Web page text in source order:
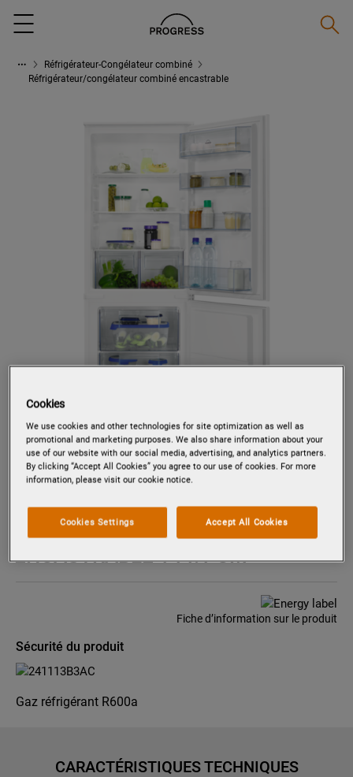
Menu
Réfrigérateur-Congélateur combiné
Réfrigérateur/congélateur combiné encastrable
Tapez pour zoomer
PKG1454
RÉFRIGÉRATEUR-CONGÉLATEUR
ENCASTRABLE 144.1 CM
Fiche d’information sur le produit
Sécurité du produit
Gaz réfrigérant R600a
CARACTÉRISTIQUES TECHNIQUES
Cookies
We use cookies and other technologies for site optimization as well as
promotional and marketing purposes. We also share information about your
use of our website with our social media, advertising, and analytics partners.
By clicking “Accept All Cookies” you agree to our use of cookies. For more
information, please visit our cookie notice.
Accept All Cookies
Cookies Settings